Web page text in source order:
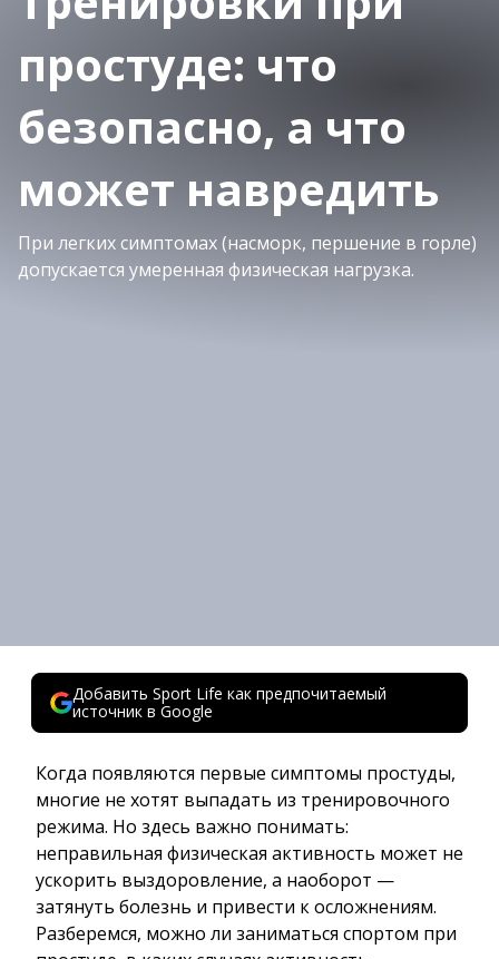
простуде: что
безопасно, а что
может навредить
При легких симптомах (насморк, першение в горле)
допускается умеренная физическая нагрузка.
Добавить Sport Life как предпочитаемый
источник в Google
Когда появляются первые симптомы простуды,
многие не хотят выпадать из тренировочного
режима. Но здесь важно понимать:
неправильная физическая активность может не
ускорить выздоровление, а наоборот —
затянуть болезнь и привести к осложнениям.
Разберемся, можно ли заниматься спортом при